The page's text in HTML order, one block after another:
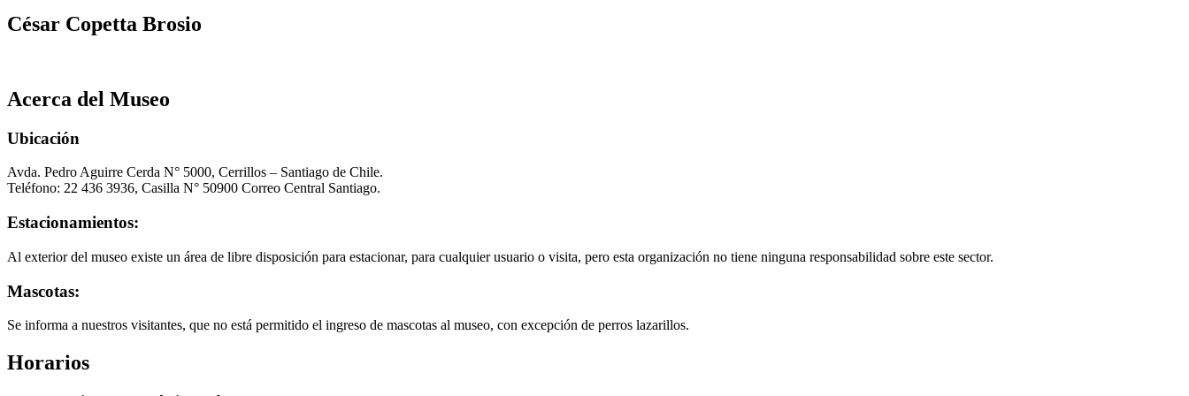
César Copetta Brosio
Acerca del Museo
Ubicación
Avda. Pedro Aguirre Cerda N° 5000, Cerrillos – Santiago de Chile.
Teléfono: 22 436 3936, Casilla N° 50900 Correo Central Santiago.
Estacionamientos:
Al exterior del museo existe un área de libre disposición para estacionar, para cualquier usuario o visita, pero esta organización no tiene ninguna responsabilidad sobre este sector.
Mascotas:
Se informa a nuestros visitantes, que no está permitido el ingreso de mascotas al museo, con excepción de perros lazarillos.
Horarios